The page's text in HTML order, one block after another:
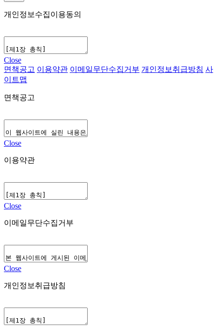
개인정보수집이용동의
Close
면책공고 이용약관 이메일무단수집거부 개인정보취급방침 사
이트맵
면책공고
Close
이용약관
Close
이메일무단수집거부
Close
개인정보취급방침